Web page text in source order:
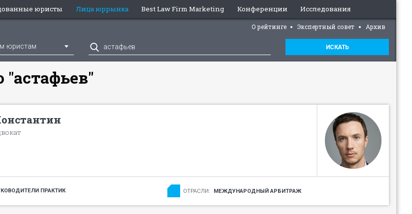
юристы Лица юррынка Best Law Firm Marketing Конференции Исследования
О рейтинге Экспертный совет Архив
юристам ИСКАТЬ
"астафьев"
ПРАКТИК ОТРАСЛИ: МЕЖДУНАРОДНЫЙ АРБИТРАЖ